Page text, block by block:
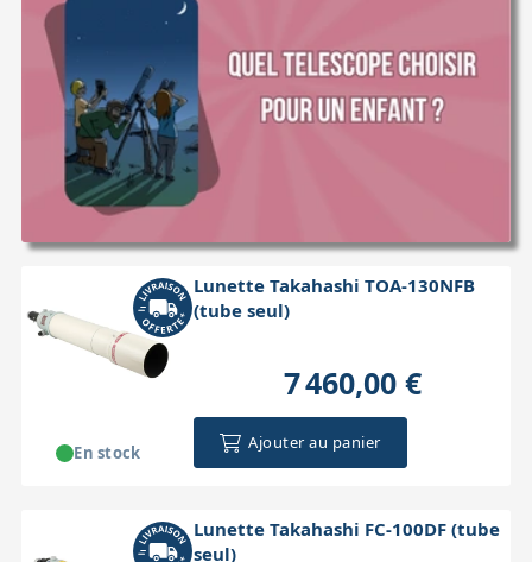
Lunette Takahashi TOA-130NFB
(tube seul)
7 460,00 €
Ajouter au panier
En stock
Lunette Takahashi FC-100DF (tube
seul)